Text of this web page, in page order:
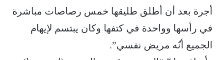
أجرة بعد أن أطلق طليقها خمس رصاصات مباشرة
في رأسها وواحدة في كتفها وكان يبتسم لإيهام
الجميع أنّه مريض نفسي”.